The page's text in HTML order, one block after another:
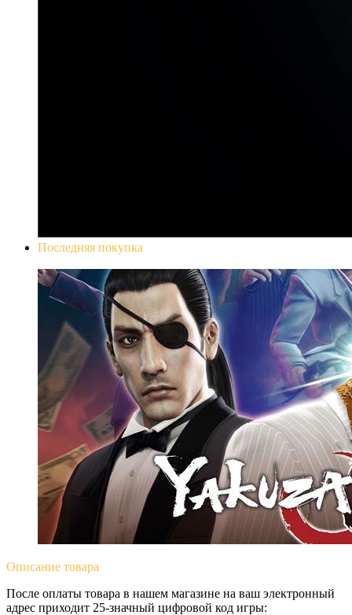
Последняя покупка
Описание товара
После оплаты товара в нашем магазине на ваш электронный
адрес приходит 25-значный цифровой код игры: